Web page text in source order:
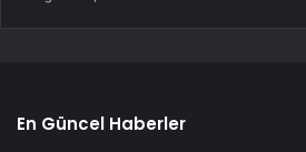
En Güncel Haberler